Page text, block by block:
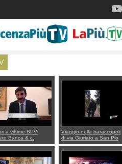
a vittime BPVi,
Banca & c.,
al sottosegretario
Villarosa: per
ordine convochi
Maio CNCU a
Viaggio nella baraccopoli
di via Giuriato a San Pio
X. Vicenza ai Vicentini:
“faremo un regalo di
Natale ai residenti”